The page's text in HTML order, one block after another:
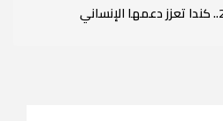
500 مليون دولار منذ 2023.. كندا تعزز دعمها الإنساني